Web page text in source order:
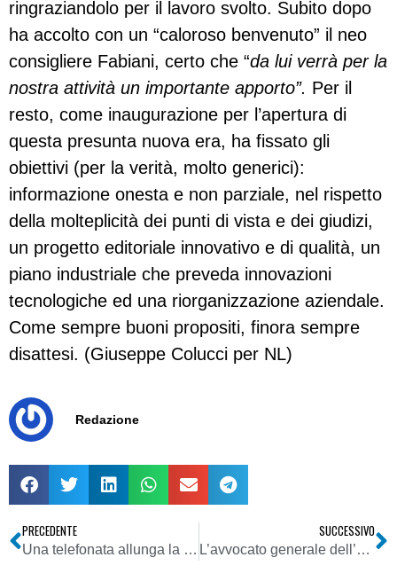
ringraziandolo per il lavoro svolto. Subito dopo
ha accolto con un “caloroso benvenuto” il neo
consigliere Fabiani, certo che “da lui verrà per la
nostra attività un importante apporto”. Per il
resto, come inaugurazione per l’apertura di
questa presunta nuova era, ha fissato gli
obiettivi (per la verità, molto generici):
informazione onesta e non parziale, nel rispetto
della molteplicità dei punti di vista e dei giudizi,
un progetto editoriale innovativo e di qualità, un
piano industriale che preveda innovazioni
tecnologiche ed una riorganizzazione aziendale.
Come sempre buoni propositi, finora sempre
disattesi. (Giuseppe Colucci per NL)
Redazione
PRECEDENTE
Una telefonata allunga la vita
SUCCESSIVO
L’avvocato generale dell’Ue chiede l’attuazione dei diritti di trasmissione (= assegnazione frequenze) di Europa7